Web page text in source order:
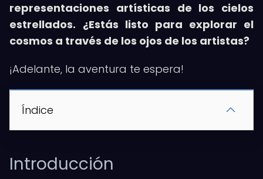
representaciones artísticas de los cielos
estrellados. ¿Estás listo para explorar el
cosmos a través de los ojos de los artistas?
¡Adelante, la aventura te espera!
Índice
Introducción